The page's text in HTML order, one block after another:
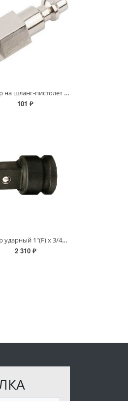
Адаптер на шланг-пистолет с внутренней резьбой
101 ₽
Адаптер ударный 1"(F) x 3/4"(M)
2 310 ₽